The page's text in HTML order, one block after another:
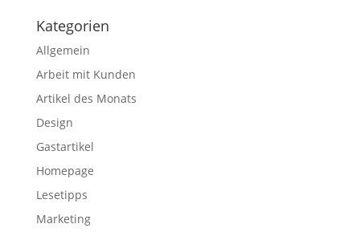
Kategorien
Allgemein
Arbeit mit Kunden
Artikel des Monats
Design
Gastartikel
Homepage
Lesetipps
Marketing